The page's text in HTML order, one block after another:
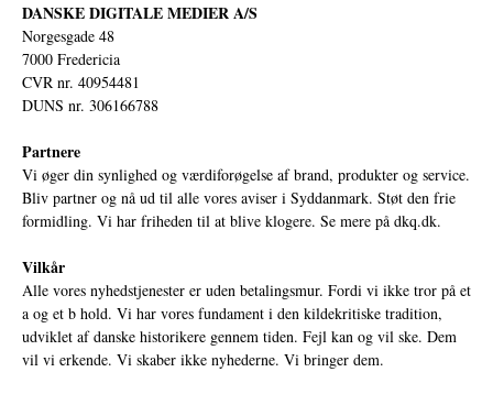
DANSKE DIGITALE MEDIER A/S
Norgesgade 48
7000 Fredericia
CVR nr. 40954481
DUNS nr. 306166788
Partnere
Vi øger din synlighed og værdiforøgelse af brand, produkter og service.
Bliv partner og nå ud til alle vores aviser i Syddanmark. Støt den frie
formidling. Vi har friheden til at blive klogere. Se mere på dkq.dk.
Vilkår
Alle vores nyhedstjenester er uden betalingsmur. Fordi vi ikke tror på et
a og et b hold. Vi har vores fundament i den kildekritiske tradition,
udviklet af danske historikere gennem tiden. Fejl kan og vil ske. Dem
vil vi erkende. Vi skaber ikke nyhederne. Vi bringer dem.